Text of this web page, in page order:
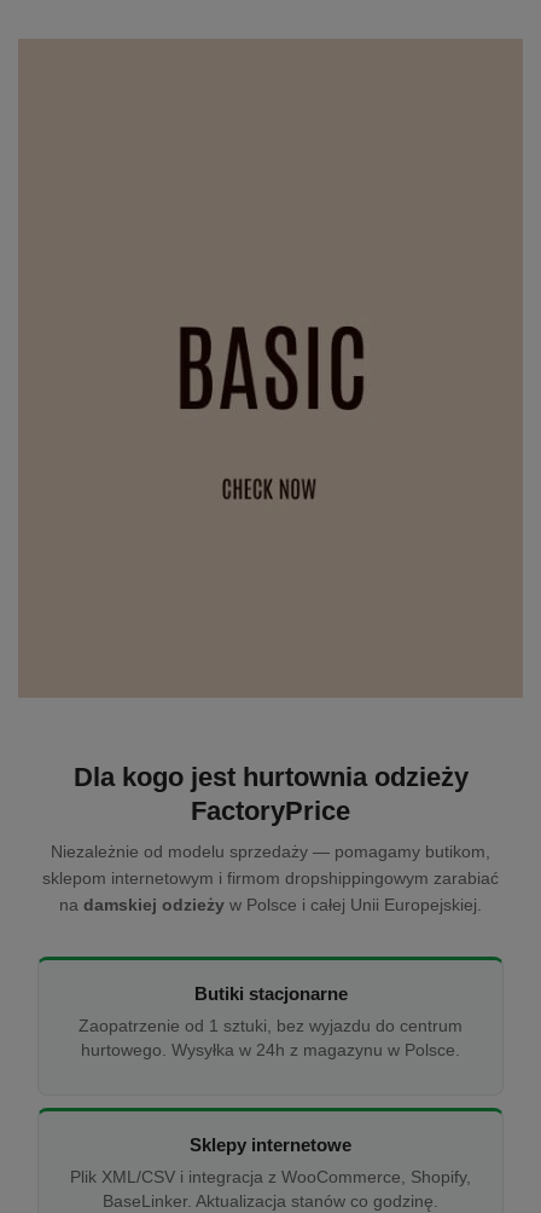
Dla kogo jest hurtownia odzieży
FactoryPrice
Niezależnie od modelu sprzedaży — pomagamy butikom,
sklepom internetowym i firmom dropshippingowym zarabiać
na damskiej odzieży w Polsce i całej Unii Europejskiej.
Butiki stacjonarne
Zaopatrzenie od 1 sztuki, bez wyjazdu do centrum
hurtowego. Wysyłka w 24h z magazynu w Polsce.
Sklepy internetowe
Plik XML/CSV i integracja z WooCommerce, Shopify,
BaseLinker. Aktualizacja stanów co godzinę.